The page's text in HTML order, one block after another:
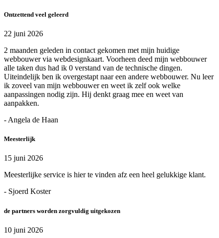
Ontzettend veel geleerd
22 juni 2026
2 maanden geleden in contact gekomen met mijn huidige
webbouwer via webdesignkaart. Voorheen deed mijn webbouwer
alle taken dus had ik 0 verstand van de technische dingen.
Uiteindelijk ben ik overgestapt naar een andere webbouwer. Nu leer
ik zoveel van mijn webbouwer en weet ik zelf ook welke
aanpassingen nodig zijn. Hij denkt graag mee en weet van
aanpakken.
- Angela de Haan
Meesterlijk
15 juni 2026
Meesterlijke service is hier te vinden afz een heel gelukkige klant.
- Sjoerd Koster
de partners worden zorgvuldig uitgekozen
10 juni 2026